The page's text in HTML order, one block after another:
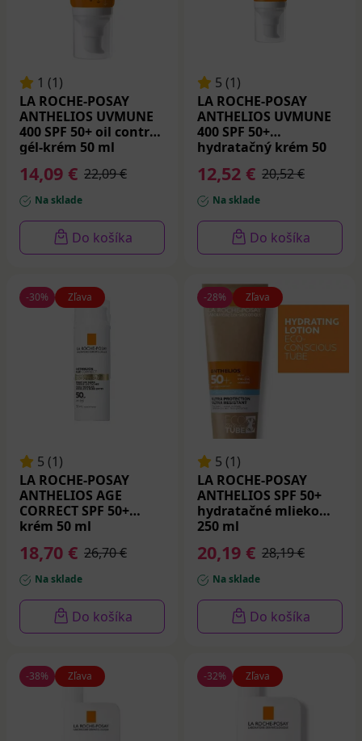
1 (1)
LA ROCHE-POSAY
ANTHELIOS UVMUNE
400 SPF 50+ oil control
gél-krém 50 ml
14,09 € 22,09 €
Na sklade
Do košíka
5 (1)
LA ROCHE-POSAY
ANTHELIOS UVMUNE
400 SPF 50+
hydratačný krém 50
12,52 € 20,52 €
Na sklade
Do košíka
-30% Zľava
5 (1)
LA ROCHE-POSAY
ANTHELIOS AGE
CORRECT SPF 50+
krém 50 ml
18,70 € 26,70 €
Na sklade
Do košíka
-28% Zľava
5 (1)
LA ROCHE-POSAY
ANTHELIOS SPF 50+
hydratačné mlieko
250 ml
20,19 € 28,19 €
Na sklade
Do košíka
-38% Zľava -32% Zľava